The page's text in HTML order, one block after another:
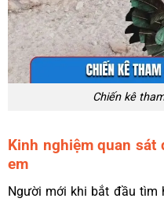
Chiến kê
Kinh nghiệm quan sát
em
Người mới khi bắt đầu tìm